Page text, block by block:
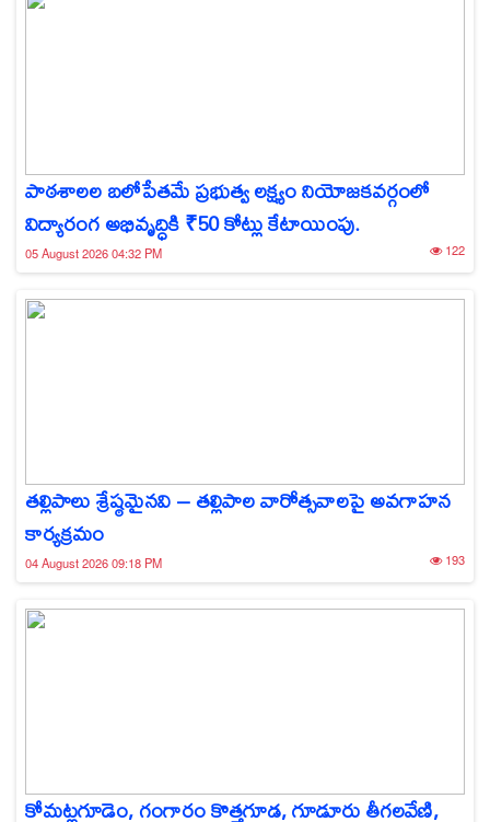
పాఠశాలల బలోపేతమే ప్రభుత్వ లక్ష్యం నియోజకవర్గంలో
విద్యారంగ అభివృద్ధికి ₹50 కోట్లు కేటాయింపు.
05 August 2026 04:32 PM 122
తల్లిపాలు శ్రేష్ఠమైనవి – తల్లిపాల వారోత్సవాలపై అవగాహన
కార్యక్రమం
04 August 2026 09:18 PM 193
కోమట్లగూడెం, గంగారం కొత్తగూడ, గూడూరు తీగలవేణి,